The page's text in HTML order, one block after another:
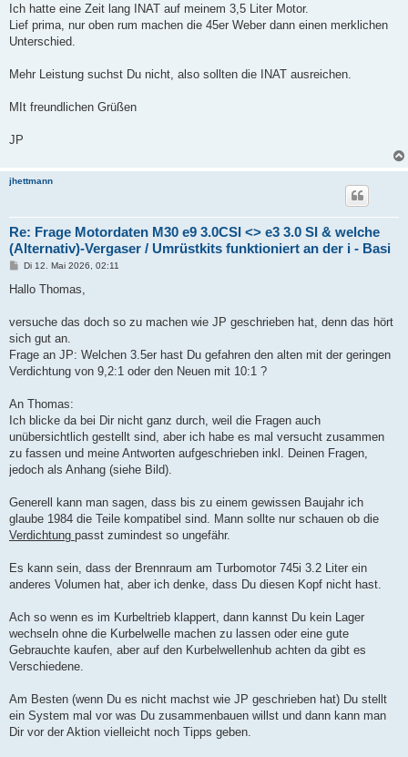
Ich hatte eine Zeit lang INAT auf meinem 3,5 Liter Motor.
Lief prima, nur oben rum machen die 45er Weber dann einen merklichen
Unterschied.
Mehr Leistung suchst Du nicht, also sollten die INAT ausreichen.
MIt freundlichen Grüßen
JP
jhettmann
Re: Frage Motordaten M30 e9 3.0CSI <> e3 3.0 SI & welche
(Alternativ)-Vergaser / Umrüstkits funktioniert an der i - Basi
B
i
a
Di 12. Mai 2026, 02:11
Hallo Thomas,
versuche das doch so zu machen wie JP geschrieben hat, denn das hört
sich gut an.
Frage an JP: Welchen 3.5er hast Du gefahren den alten mit der geringen
Verdichtung von 9,2:1 oder den Neuen mit 10:1 ?
An Thomas:
Ich blicke da bei Dir nicht ganz durch, weil die Fragen auch
unübersichtlich gestellt sind, aber ich habe es mal versucht zusammen
zu fassen und meine Antworten aufgeschrieben inkl. Deinen Fragen,
jedoch als Anhang (siehe Bild).
Generell kann man sagen, dass bis zu einem gewissen Baujahr ich
glaube 1984 die Teile kompatibel sind. Mann sollte nur schauen ob die
Verdichtung passt zumindest so ungefähr.
Es kann sein, dass der Brennraum am Turbomotor 745i 3.2 Liter ein
anderes Volumen hat, aber ich denke, dass Du diesen Kopf nicht hast.
Ach so wenn es im Kurbeltrieb klappert, dann kannst Du kein Lager
wechseln ohne die Kurbelwelle machen zu lassen oder eine gute
Gebrauchte kaufen, aber auf den Kurbelwellenhub achten da gibt es
Verschiedene.
Am Besten (wenn Du es nicht machst wie JP geschrieben hat) Du stellt
ein System mal vor was Du zusammenbauen willst und dann kann man
Dir vor der Aktion vielleicht noch Tipps geben.